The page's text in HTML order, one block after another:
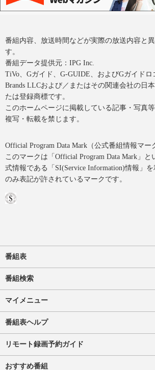
番組内容、放送時間などが実際の放送内容と
す。
番組データ提供元：IPG Inc.
TiVo、Gガイド、G-GUIDE、およびGガイドロ
Brands LLCおよび／またはその関連会社の日
たは登録商標です。
このホームページに掲載している記事・写真
複写・転載を禁じます。
Official Program Data Mark（公式番組情報マー
このマークは「Official Program Data Mark」
式情報である「SI(Service Information)情報」
のみ表記が許されているマークです。
番組表
番組検索
マイメニュー
番組表ヘルプ
リモート録画予約ガイド
おすすめ番組